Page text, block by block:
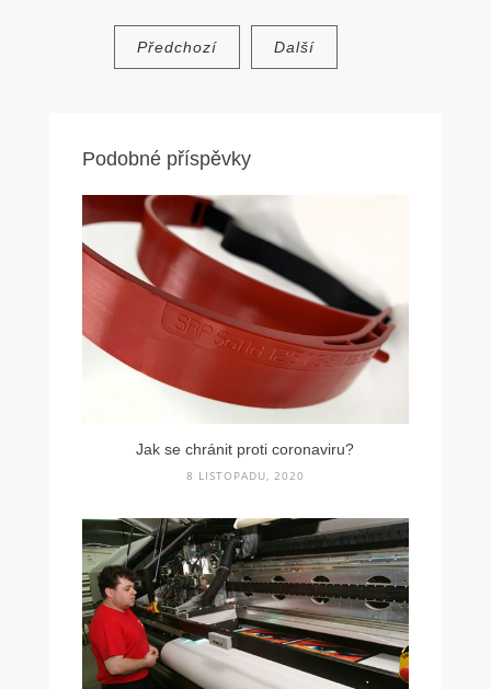
NavigacePředchozí Další
Podobné příspěvky
Jak se chránit proti coronaviru?
8 LISTOPADU, 2020